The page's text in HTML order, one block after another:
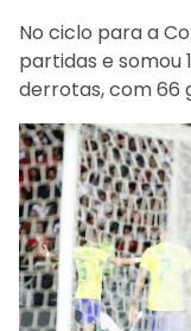
No ciclo para a
partidas e somou
derrotas, com 66